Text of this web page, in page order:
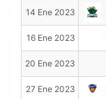
14 Ene 2023
16 Ene 2023
20 Ene 2023
27 Ene 2023